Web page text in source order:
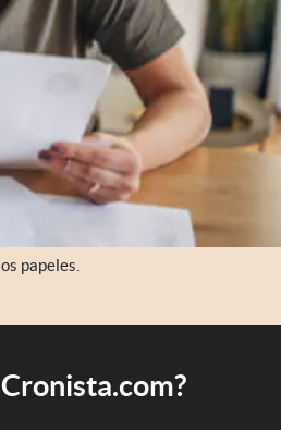
papeles.